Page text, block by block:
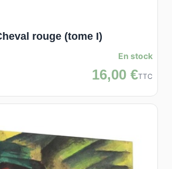
rouge (tome I)
En stock
16,00 €TTC